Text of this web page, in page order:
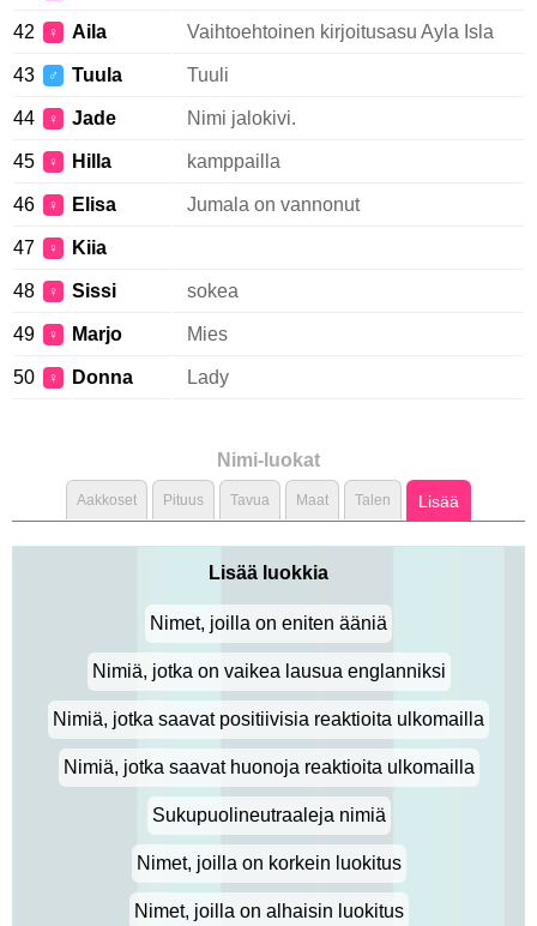
42 ♀ Aila Vaihtoehtoinen kirjoitusasu Ayla Isla
43 ♂ Tuula Tuuli
44 ♀ Jade Nimi jalokivi.
45 ♀ Hilla kamppailla
46 ♀ Elisa Jumala on vannonut
47 ♀ Kiia
48 ♀ Sissi sokea
49 ♀ Marjo Mies
50 ♀ Donna Lady
Nimi-luokat
Aakkoset Pituus Tavua Maat Talen Lisää
Lisää luokkia
Nimet, joilla on eniten ääniä
Nimiä, jotka on vaikea lausua englanniksi
Nimiä, jotka saavat positiivisia reaktioita ulkomailla
Nimiä, jotka saavat huonoja reaktioita ulkomailla
Sukupuolineutraaleja nimiä
Nimet, joilla on korkein luokitus
Nimet, joilla on alhaisin luokitus